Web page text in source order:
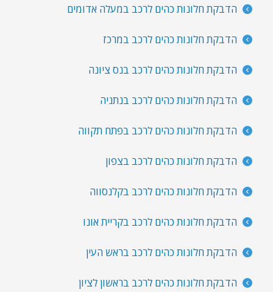
הדבקת חלונות כהים לרכב במעלה אדומים
הדבקת חלונות כהים לרכב במרכז
הדבקת חלונות כהים לרכב בנס ציונה
הדבקת חלונות כהים לרכב בנתניה
הדבקת חלונות כהים לרכב בפתח תקווה
הדבקת חלונות כהים לרכב בצפון
הדבקת חלונות כהים לרכב בקלנסווה
הדבקת חלונות כהים לרכב בקריית אונו
הדבקת חלונות כהים לרכב בראש העין
הדבקת חלונות כהים לרכב בראשון לציון